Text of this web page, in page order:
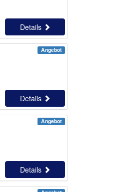
Details
Angebot
Details
Angebot
Details